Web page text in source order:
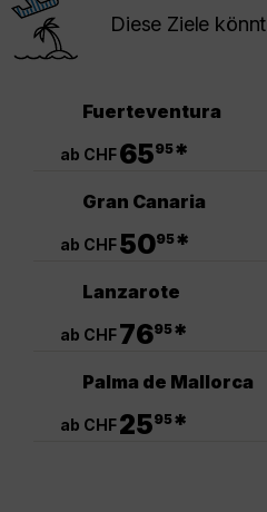
Diese Ziele
Fuerteventura
ab CHF6595*
Gran Canaria
ab CHF5095*
Lanzarote
ab CHF7695*
Palma de Mallorca
ab CHF2595*